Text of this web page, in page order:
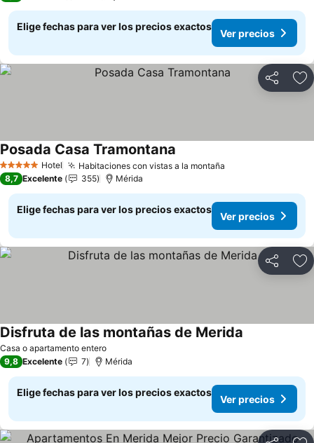
Elige fechas para ver los precios exactos
Ver precios
Compartir
5 Estrellas Hotel Habitaciones con vistas a la montaña
Posada Casa Tramontana
8,7 Excelente 355 Mérida
Elige fechas para ver los precios exactos
Ver precios
Compartir
Casa o apartamento entero
Disfruta de las montañas de Merida
9,8 Excelente 7 Mérida
Elige fechas para ver los precios exactos
Ver precios